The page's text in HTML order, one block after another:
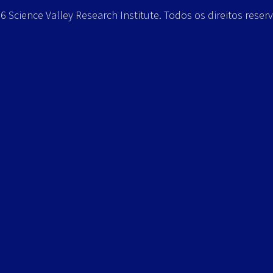
Science Valley Research Institute. Todos os direitos